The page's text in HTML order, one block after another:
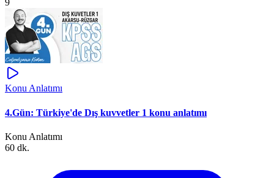
9
Konu Anlatımı
4.Gün: Türkiye'de Dış kuvvetler 1 konu anlatımı
Konu Anlatımı
60 dk.